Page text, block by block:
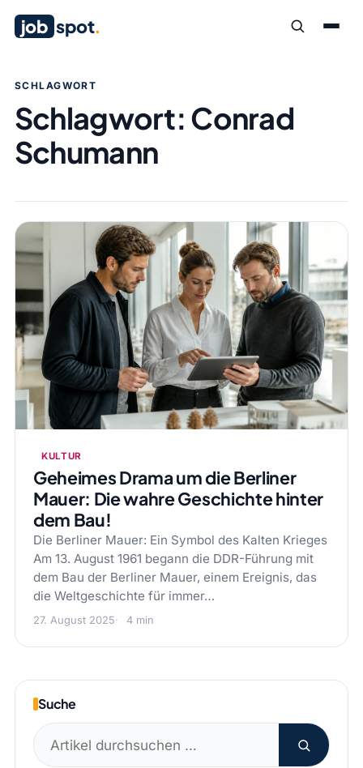
job spot.
SCHLAGWORT
Schlagwort:Conrad
Schumann
KULTUR
Geheimes Drama um die Berliner
Mauer: Die wahre Geschichte hinter
dem Bau!
Die Berliner Mauer: Ein Symbol des Kalten Krieges
Am 13. August 1961 begann die DDR-Führung mit
dem Bau der Berliner Mauer, einem Ereignis, das
die Weltgeschichte für immer…
27. August 2025 4 min
Suche
Suchen
nach: